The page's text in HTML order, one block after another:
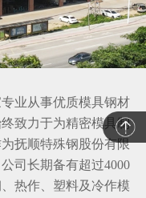
业从事优质模具钢材
致力于为精密模具制
抚顺特殊钢股份有限
司长期备有超过4000
热作、塑料及冷作模